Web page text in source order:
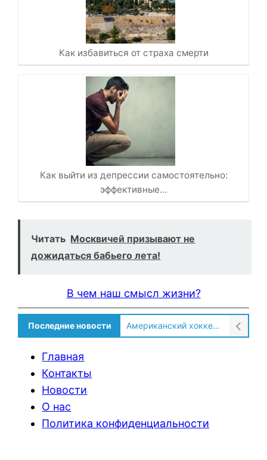
Как избавиться от страха смерти
Как выйти из депрессии самостоятельно:
эффективные…
Читать Москвичей призывают не
дожидаться бабьего лета!
В чем наш смысл жизни?
Последние новости
Солдат ВСУ говорит о том, чтобы продавали топливо для ремонта техники в Угледаре
Главная
Контакты
Новости
О нас
Политика конфиденциальности